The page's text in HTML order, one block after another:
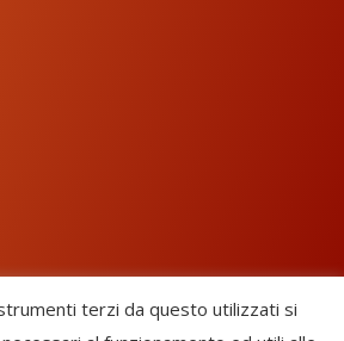
terzi da questo utilizzati si